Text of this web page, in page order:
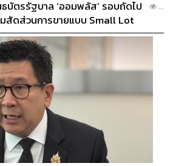
บัตรรัฐบาล ‘ออมพลัส’ รอบถัดไป
สัดส่วนการขายแบบ Small Lot
...